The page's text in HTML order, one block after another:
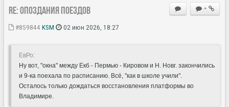
+
Re: Опоздания поездов
#859844 KSM 02 июн 2026, 18:27
ЕвРо:
Ну вот, "окна" между Екб - Пермью - Кировом и Н. Новг. закончились
и 9-ка поехала по расписанию. Всё, "как в школе учили".
Осталось только дождаться восстановления платформы во
Владимире.